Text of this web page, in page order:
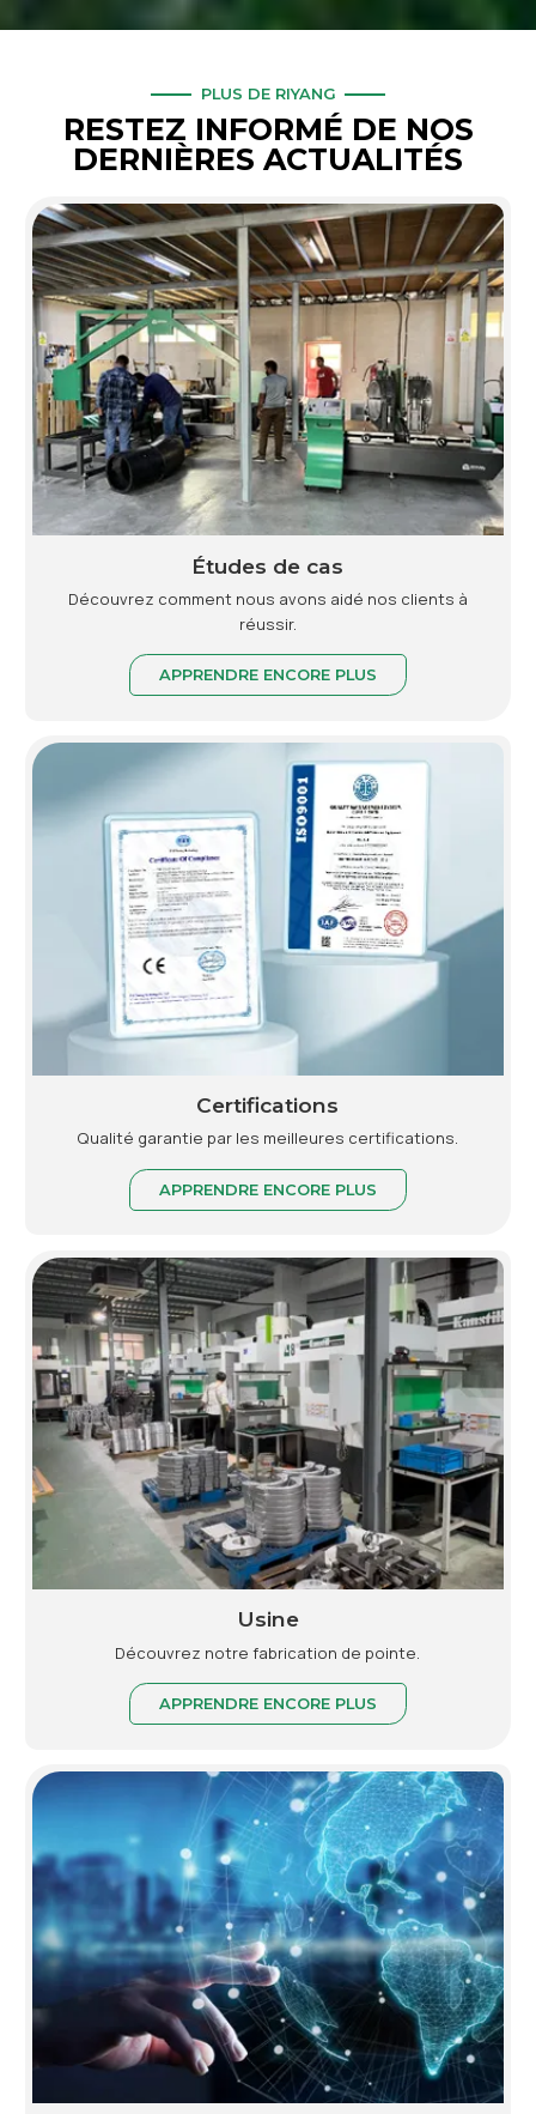
PLUS DE RIYANG
RESTEZ INFORMÉ DE NOS
DERNIÈRES ACTUALITÉS
Études de cas
Découvrez comment nous avons aidé nos clients à
réussir.
APPRENDRE ENCORE PLUS
Certifications
Qualité garantie par les meilleures certifications.
APPRENDRE ENCORE PLUS
Usine
Découvrez notre fabrication de pointe.
APPRENDRE ENCORE PLUS